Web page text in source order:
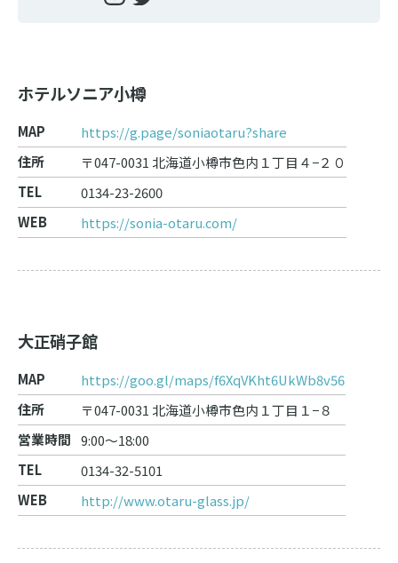
ホテルソニア小樽
MAP
https://g.page/soniaotaru?share
住所
〒047-0031 北海道小樽市色内１丁目４−２０
TEL
0134-23-2600
WEB
https://sonia-otaru.com/
大正硝子館
MAP
https://goo.gl/maps/f6XqVKht6UkWb8v56
住所
〒047-0031 北海道小樽市色内１丁目１−８
営業時間 9:00～18:00
TEL
0134-32-5101
WEB
http://www.otaru-glass.jp/